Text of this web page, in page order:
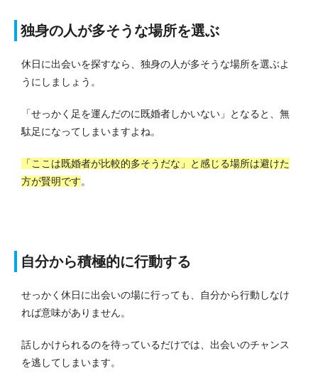
独身の人が多そうな場所を選ぶ
休日に出会いを探すなら、独身の人が多そうな場所を選ぶよ
うにしましょう。
「せっかく足を運んだのに既婚者しかいない」となると、無
駄足になってしまいますよね。
「ここは既婚者が比較的多そうだな」と感じる場所は避けた
方が賢明です。
自分から積極的に行動する
せっかく休日に出会いの場に行っても、自分から行動しなけ
れば意味がありません。
話しかけられるのを待っているだけでは、出会いのチャンス
を逃してしまいます。